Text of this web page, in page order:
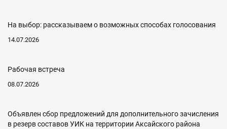
На выбор: рассказываем о возможных способах голосования
14.07.2026
Рабочая встреча
08.07.2026
Объявлен сбор предложений для дополнительного зачисления
в резерв составов УИК на территории Аксайского района